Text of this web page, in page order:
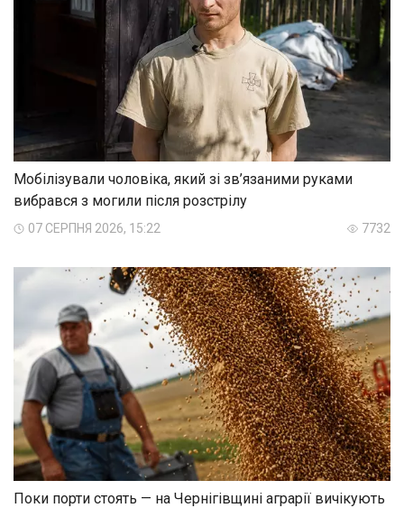
Мобілізували чоловіка, який зі зв’язаними руками
вибрався з могили після розстрілу
07 СЕРПНЯ 2026, 15:22 7732
Поки порти стоять — на Чернігівщині аграрії вичікують